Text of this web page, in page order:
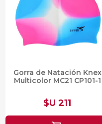
Gorra de Natación Knex
Multicolor MC21 CP101-1
$U 211